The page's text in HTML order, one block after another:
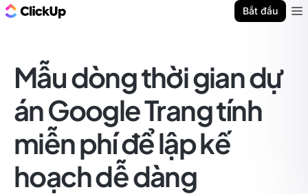
Bắt đầu
Mẫu dòng thời gian dự
án Google Trang tính
miễn phí để lập kế
hoạch dễ dàng